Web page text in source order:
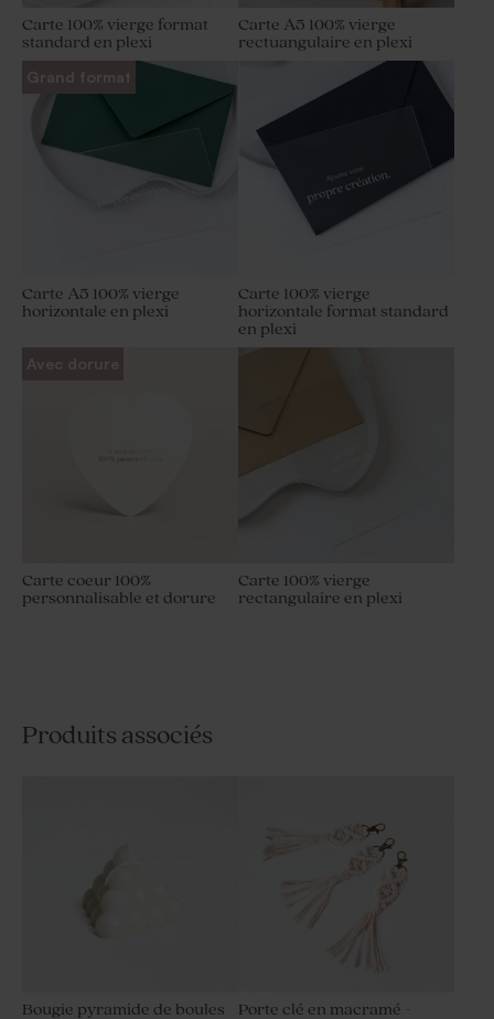
Carte 100% vierge format
standard en plexi
Carte A5 100% vierge
rectuangulaire en plexi
Grand format
Carte A5 100% vierge
horizontale en plexi
Carte 100% vierge
horizontale format standard
en plexi
Avec dorure
Carte coeur 100%
personnalisable et dorure
Carte 100% vierge
rectangulaire en plexi
Produits associés
Bougie pyramide de boules
Porte clé en macramé -